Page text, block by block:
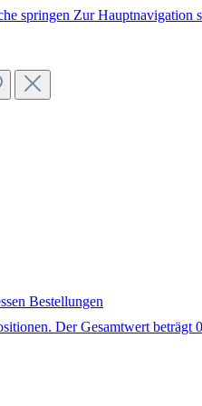
springen Zur Hauptnavigation
Bestellungen
Der Gesamtwert beträgt